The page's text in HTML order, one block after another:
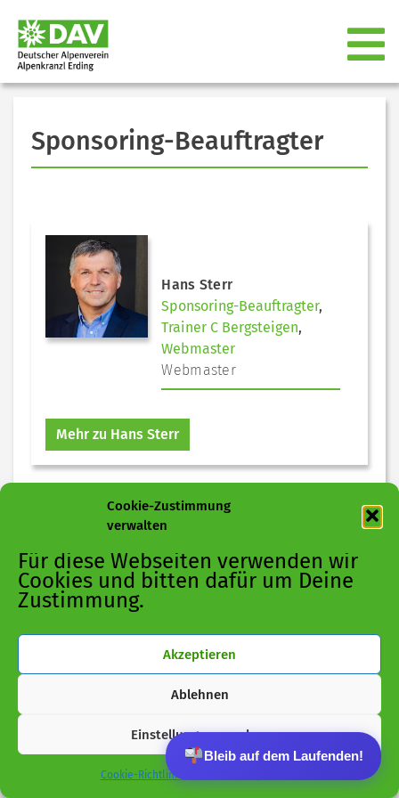
Cookie-Zustimmung
verwalten
Für diese Webseiten verwenden wir
Cookies und bitten dafür um Deine
Zustimmung.
Akzeptieren
Ablehnen
Einstellungen ansehen
Cookie-Richtlinie
Sponsoring-Beauftragter
Hans Sterr
Sponsoring-Beauftragter,
Trainer C Bergsteigen,
Webmaster
Webmaster
Mehr zu Hans Sterr
Bleib auf dem Laufenden!